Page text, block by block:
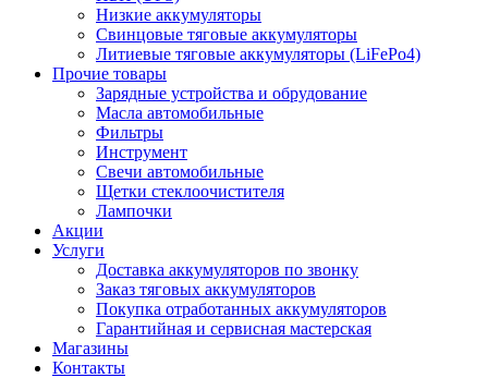
Низкие аккумуляторы
Свинцовые тяговые аккумуляторы
Литиевые тяговые аккумуляторы (LiFePo4)
Прочие товары
Зарядные устройства и обрудование
Масла автомобильные
Фильтры
Инструмент
Свечи автомобильные
Щетки стеклоочистителя
Лампочки
Акции
Услуги
Доставка аккумуляторов по звонку
Заказ тяговых аккумуляторов
Покупка отработанных аккумуляторов
Гарантийная и сервисная мастерская
Магазины
Контакты